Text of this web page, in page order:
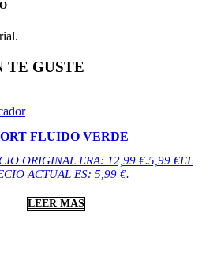
TE GUSTE
FLUIDO VERDE
ORIGINAL ERA: 12,99 €.5,99 €EL
ACTUAL ES: 5,99 €.
LEER MÁS